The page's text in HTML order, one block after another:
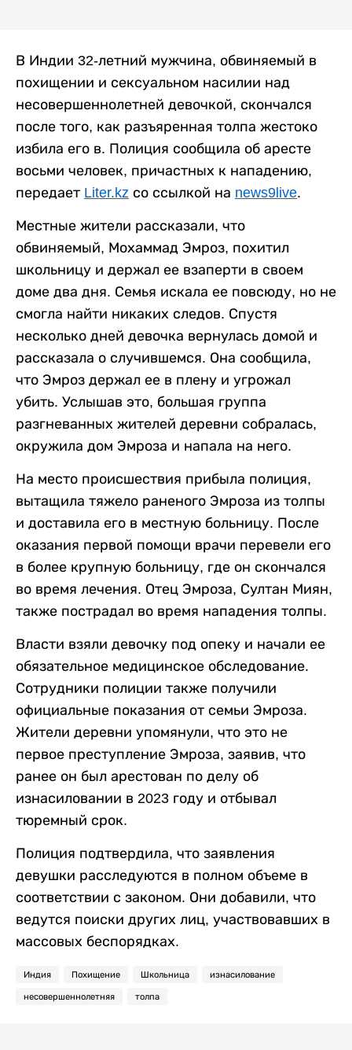
В Индии 32-летний мужчина, обвиняемый в
похищении и сексуальном насилии над
несовершеннолетней девочкой, скончался
после того, как разъяренная толпа жестоко
избила его в. Полиция сообщила об аресте
восьми человек, причастных к нападению,
передает Liter.kz со ссылкой на news9live.
Местные жители рассказали, что
обвиняемый, Мохаммад Эмроз, похитил
школьницу и держал ее взаперти в своем
доме два дня. Семья искала ее повсюду, но не
смогла найти никаких следов. Спустя
несколько дней девочка вернулась домой и
рассказала о случившемся. Она сообщила,
что Эмроз держал ее в плену и угрожал
убить. Услышав это, большая группа
разгневанных жителей деревни собралась,
окружила дом Эмроза и напала на него.
На место происшествия прибыла полиция,
вытащила тяжело раненого Эмроза из толпы
и доставила его в местную больницу. После
оказания первой помощи врачи перевели его
в более крупную больницу, где он скончался
во время лечения. Отец Эмроза, Султан Миян,
также пострадал во время нападения толпы.
Власти взяли девочку под опеку и начали ее
обязательное медицинское обследование.
Сотрудники полиции также получили
официальные показания от семьи Эмроза.
Жители деревни упомянули, что это не
первое преступление Эмроза, заявив, что
ранее он был арестован по делу об
изнасиловании в 2023 году и отбывал
тюремный срок.
Полиция подтвердила, что заявления
девушки расследуются в полном объеме в
соответствии с законом. Они добавили, что
ведутся поиски других лиц, участвовавших в
массовых беспорядках.
Индия Похищение Школьница изнасилование
несовершеннолетняя толпа